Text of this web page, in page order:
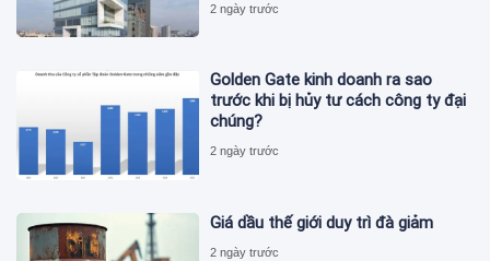
2 ngày trước
Golden Gate kinh doanh ra sao
trước khi bị hủy tư cách công ty đại
chúng?
2 ngày trước
Giá dầu thế giới duy trì đà giảm
2 ngày trước